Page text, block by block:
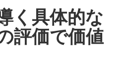
く具体的な
評価で価値